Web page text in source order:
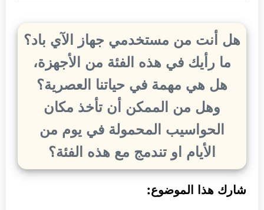
هل أنت من مستخدمي جهاز الآي باد؟
ما رأيك في هذه الفئة من الأجهزة،
هل هي مهمة في حياتنا العصرية؟
وهل من الممكن أن تأخذ مكان
الحواسيب المحمولة في يوم من
الأيام او تندمج مع هذه الفئة؟
شارك هذا الموضوع: